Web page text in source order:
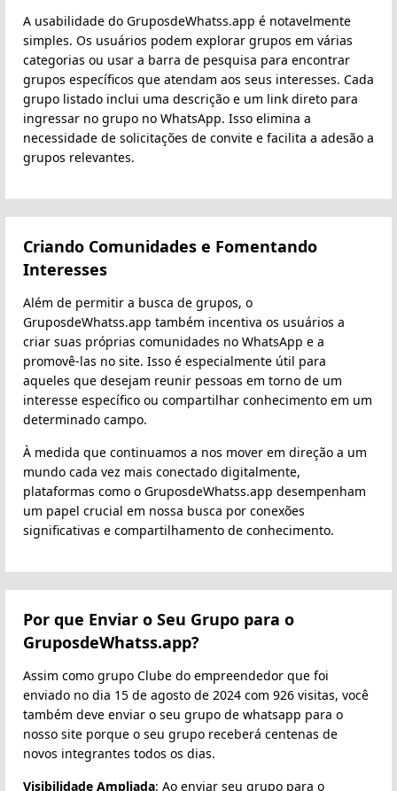
A usabilidade do GruposdeWhatss.app é notavelmente
simples. Os usuários podem explorar grupos em várias
categorias ou usar a barra de pesquisa para encontrar
grupos específicos que atendam aos seus interesses. Cada
grupo listado inclui uma descrição e um link direto para
ingressar no grupo no WhatsApp. Isso elimina a
necessidade de solicitações de convite e facilita a adesão a
grupos relevantes.
Criando Comunidades e Fomentando
Interesses
Além de permitir a busca de grupos, o
GruposdeWhatss.app também incentiva os usuários a
criar suas próprias comunidades no WhatsApp e a
promovê-las no site. Isso é especialmente útil para
aqueles que desejam reunir pessoas em torno de um
interesse específico ou compartilhar conhecimento em um
determinado campo.
À medida que continuamos a nos mover em direção a um
mundo cada vez mais conectado digitalmente,
plataformas como o GruposdeWhatss.app desempenham
um papel crucial em nossa busca por conexões
significativas e compartilhamento de conhecimento.
Por que Enviar o Seu Grupo para o
GruposdeWhatss.app?
Assim como grupo Clube do empreendedor que foi
enviado no dia 15 de agosto de 2024 com 926 visitas, você
também deve enviar o seu grupo de whatsapp para o
nosso site porque o seu grupo receberá centenas de
novos integrantes todos os dias.
Visibilidade Ampliada: Ao enviar seu grupo para o